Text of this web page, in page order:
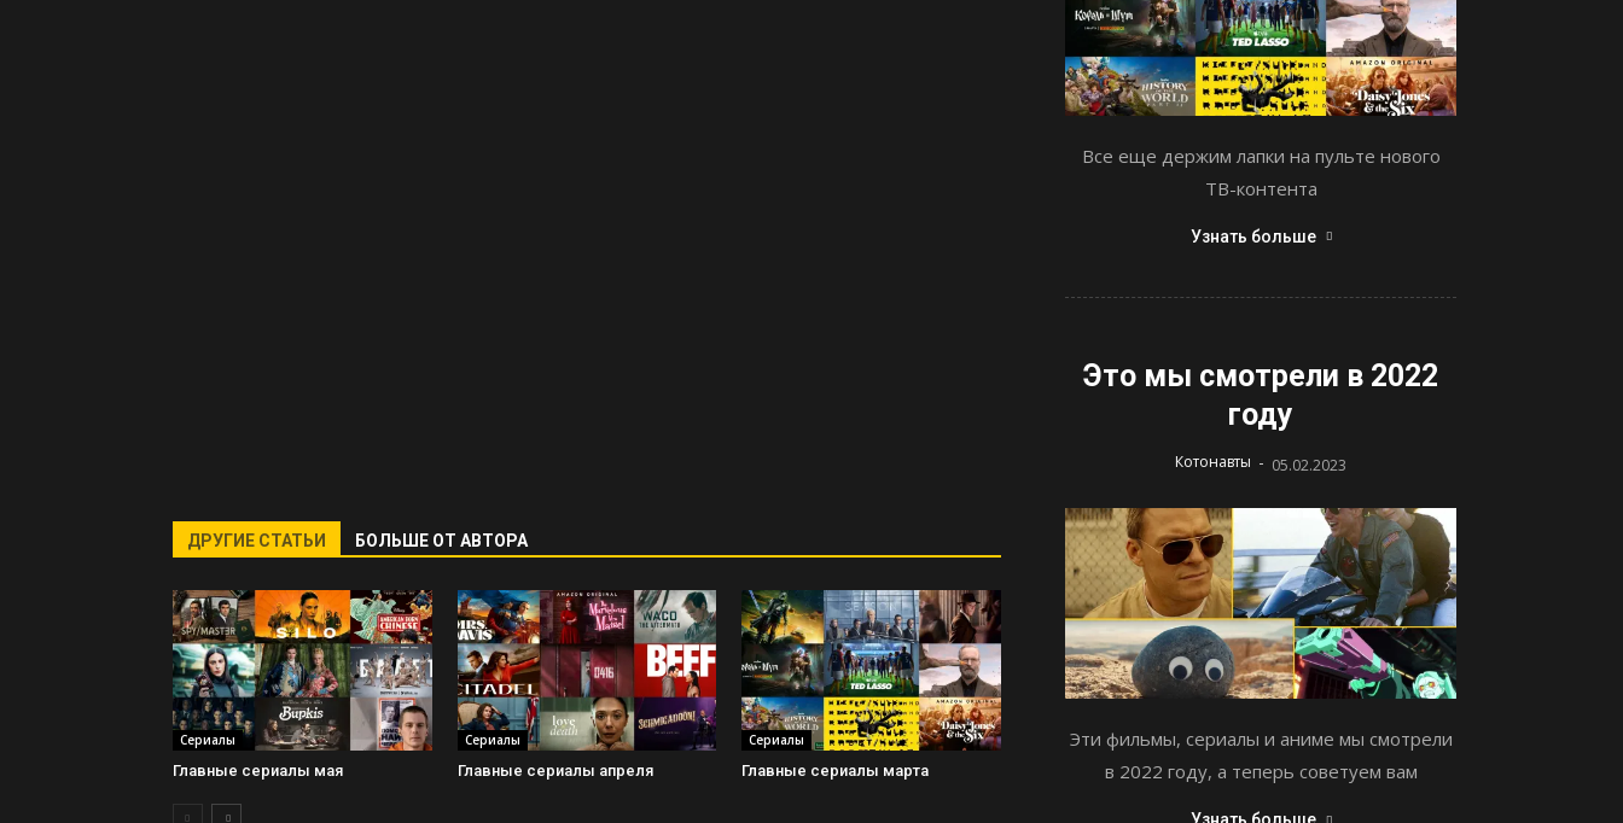
ДРУГИЕ СТАТЬИ БОЛЬШЕ ОТ АВТОРА
Сериалы
Главные сериалы мая
Сериалы
Главные сериалы апреля
Сериалы
Главные сериалы марта
Все еще держим лапки на пульте нового
ТВ-контента
Узнать больше
Это мы смотрели в 2022
году
Котонавты - 05.02.2023
Эти фильмы, сериалы и аниме мы смотрели
в 2022 году, а теперь советуем вам